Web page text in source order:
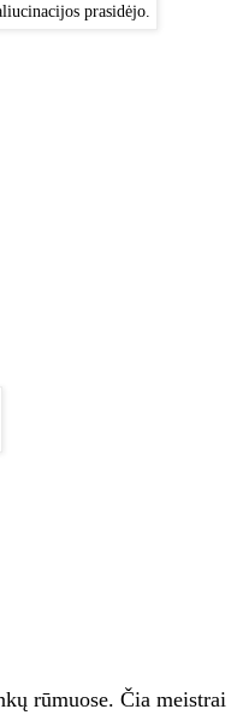
prasidėjo.
rūmuose. Čia meistrai